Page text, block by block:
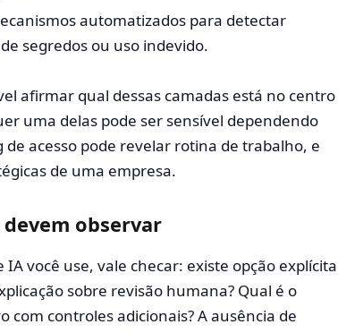
automatizados para detectar
segredos ou uso indevido.
afirmar qual dessas camadas está no centro
uma delas pode ser sensível dependendo
acesso pode revelar rotina de trabalho, e
de uma empresa.
observar
você use, vale checar: existe opção explícita
sobre revisão humana? Qual é o
com controles adicionais? A ausência de